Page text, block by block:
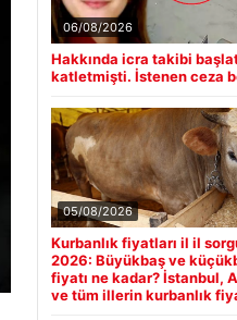
06/08/2026
Hakkında icra takibi
katletmişti. İstenen ceza
05/08/2026
Kurbanlık fiyatları il il
2026: Büyükbaş ve
fiyatı ne kadar? İstanbul,
ve tüm illerin kurbanlık